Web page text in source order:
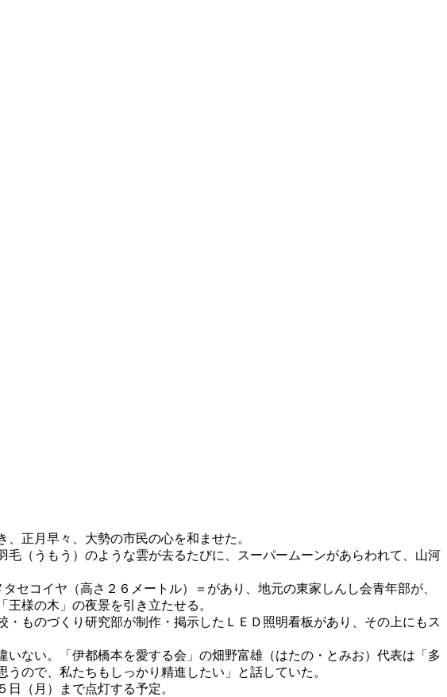
正月早々、大勢の市民の心を和ませた。
（うもう）のような雲が去るたびに、スーパームーンがあらわれて、山河
セコイヤ（高さ２６メートル）＝があり、地元の東家しんし会青年部が、
様の木」の夜景を引き立たせる。
ものづくり研究部が制作・掲示したＬＥＤ照明看板があり、その上にもス
ない。「伊都橋本を愛する会」の畑野富雄（はたの・とみお）代表は「多
ので、私たちもしっかり精進したい」と話していた。
（月）まで点灯する予定。